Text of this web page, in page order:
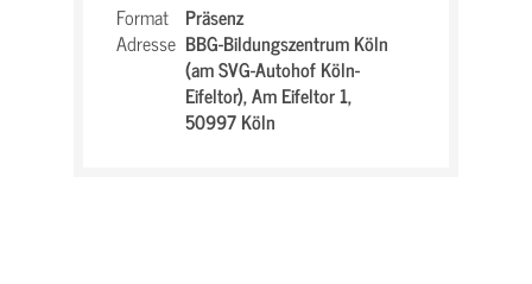
Format Präsenz
Adresse BBG-Bildungszentrum Köln
(am SVG-Autohof Köln-
Eifeltor),Am Eifeltor 1,
50997 Köln